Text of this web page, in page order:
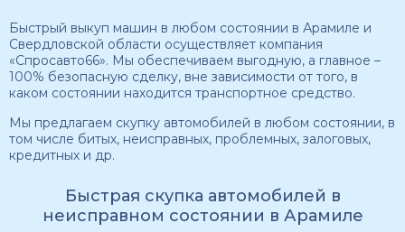
Быстрый выкуп машин в любом состоянии в Арамиле и
Свердловской области осуществляет компания
«Спросавто66». Мы обеспечиваем выгодную, а главное –
100% безопасную сделку, вне зависимости от того, в
каком состоянии находится транспортное средство.
Мы предлагаем скупку автомобилей в любом состоянии, в
том числе битых, неисправных, проблемных, залоговых,
кредитных и др.
Быстрая скупка автомобилей в
неисправном состоянии в Арамиле